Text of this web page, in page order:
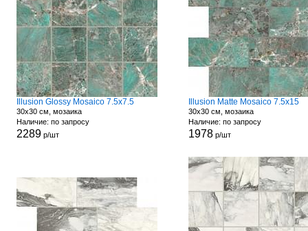
Illusion Glossy Mosaico 7.5x7.5
30x30 см, мозаика
Наличие: по запросу
2289 р/шт
Illusion Matte Mosaico 7.5x15
30x30 см, мозаика
Наличие: по запросу
1978 р/шт